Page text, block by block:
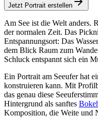
Jetzt Portrait erstellen
Am See ist die Welt anders.
der normalen Zeit. Das
Entspannungsort: Das
dem Blick Raum zum
Schluck entspannt sich ein
Ein Portrait am Seeufer hat
konstruieren kann. Mit
das genau diese
Hintergrund als sanftes
Komposition, die Weite und